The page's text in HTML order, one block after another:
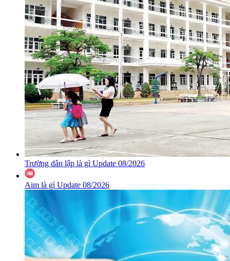
Trường dân lập là gì Update 08/2026
Aim là gì Update 08/2026